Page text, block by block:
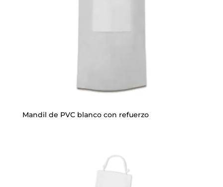
Mandil de PVC blanco con refuerzo